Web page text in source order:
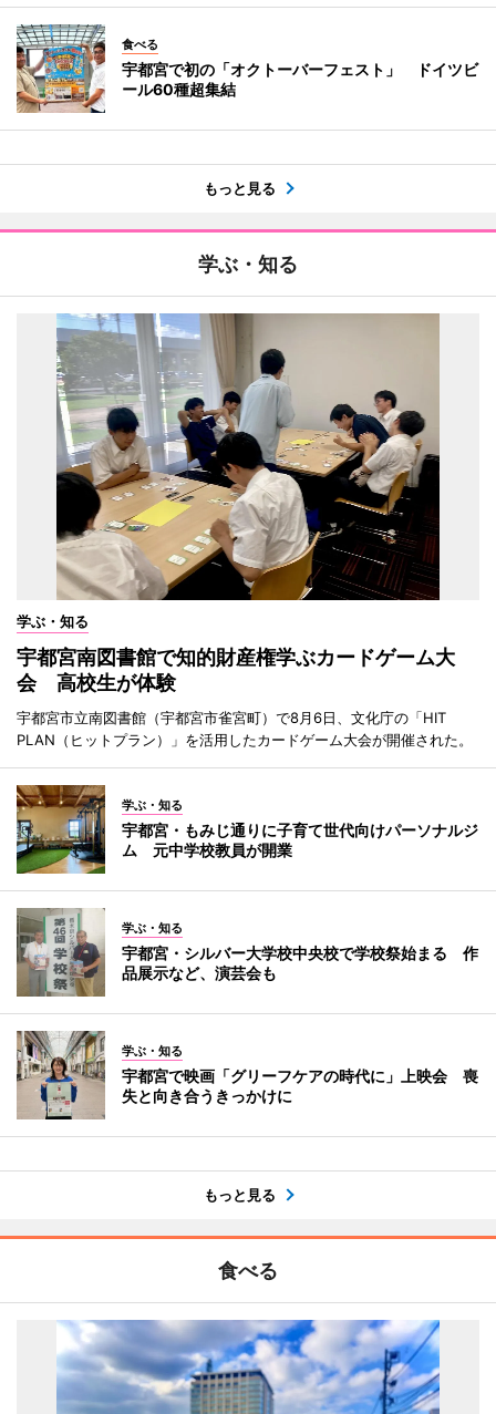
食べる
宇都宮で初の「オクトーバーフェスト」 ドイツビ
ール60種超集結
もっと見る
学ぶ・知る
学ぶ・知る
宇都宮南図書館で知的財産権学ぶカードゲーム大
会 高校生が体験
宇都宮市立南図書館（宇都宮市雀宮町）で8月6日、文化庁の「HIT
PLAN（ヒットプラン）」を活用したカードゲーム大会が開催された。
学ぶ・知る
宇都宮・もみじ通りに子育て世代向けパーソナルジ
ム 元中学校教員が開業
学ぶ・知る
宇都宮・シルバー大学校中央校で学校祭始まる 作
品展示など、演芸会も
学ぶ・知る
宇都宮で映画「グリーフケアの時代に」上映会 喪
失と向き合うきっかけに
もっと見る
食べる